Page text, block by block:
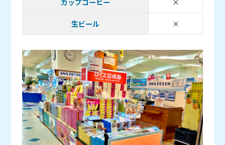
カップコーヒー
×取り扱い無し
生ビール
×取り扱い無し